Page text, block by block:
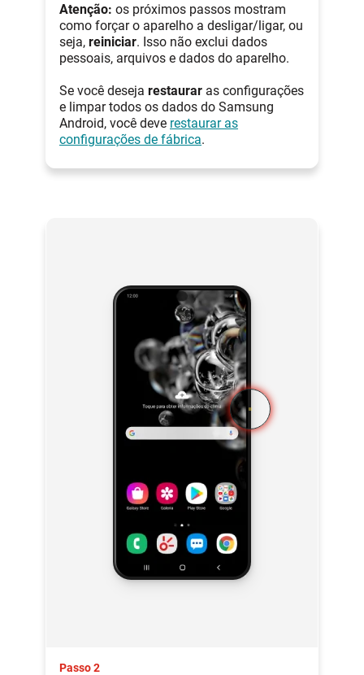
Atenção: os próximos passos mostram
como forçar o aparelho a desligar/ligar, ou
seja, reiniciar. Isso não exclui dados
pessoais, arquivos e dados do aparelho.
Se você deseja restaurar as configurações
e limpar todos os dados do Samsung
Android, você deve restaurar as
configurações de fábrica.
Passo 2